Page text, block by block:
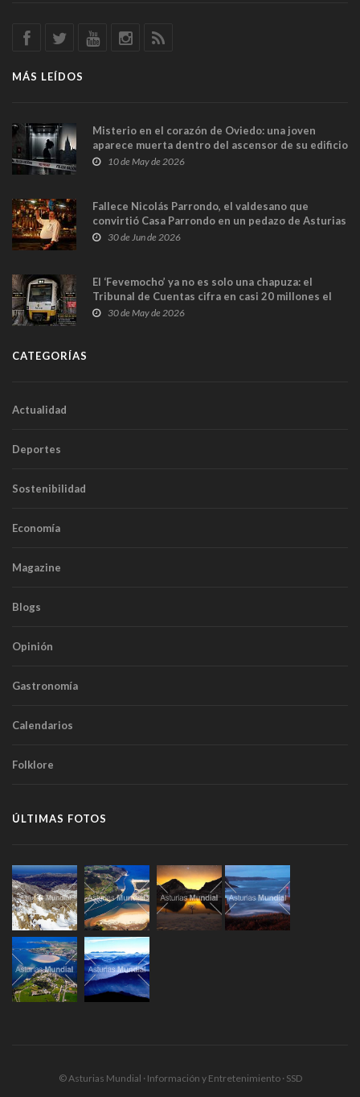
MÁS LEÍDOS
Misterio en el corazón de Oviedo: una joven
aparece muerta dentro del ascensor de su edificio
y las cámaras captan sus últimos minutos
10 de May de 2026
Fallece Nicolás Parrondo, el valdesano que
convirtió Casa Parrondo en un pedazo de Asturias
en Madrid
30 de Jun de 2026
El ‘Fevemocho’ ya no es solo una chapuza: el
Tribunal de Cuentas cifra en casi 20 millones el
sobrecoste de los trenes que no cabían por los
30 de May de 2026
CATEGORÍAS
Actualidad
Deportes
Sostenibilidad
Economía
Magazine
Blogs
Opinión
Gastronomía
Calendarios
Folklore
ÚLTIMAS FOTOS
© Asturias Mundial · Información y Entretenimiento · SSD